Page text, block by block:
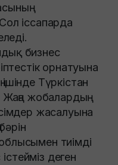
іссапарда
бизнес
орнатуына
Түркістан
жобалардың
жасалуына
тиімді
деген